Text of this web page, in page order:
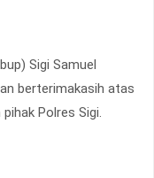
Sigi Samuel
berterimakasih atas
Polres Sigi.